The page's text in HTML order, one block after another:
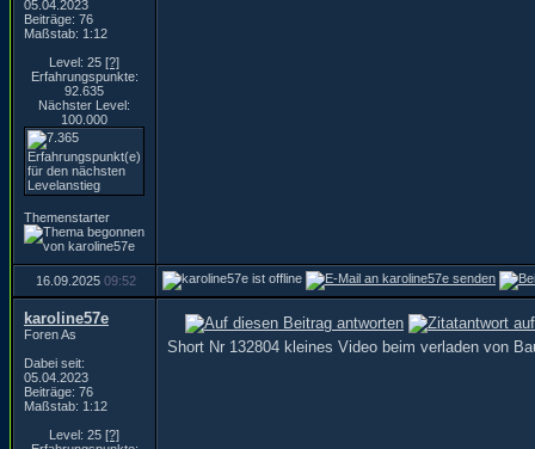
05.04.2023
Beiträge: 76
Maßstab: 1:12
Level: 25 [?]
Erfahrungspunkte:
92.635
Nächster Level:
100.000
Themenstarter
16.09.2025 09:52
karoline57e
Foren As
Dabei seit:
05.04.2023
Beiträge: 76
Maßstab: 1:12
Level: 25 [?]
Short Nr 132804 kleines Video beim verladen von